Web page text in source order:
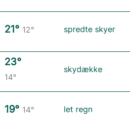
21° 12° spredte skyer
23°
14°
skydække
19° 14° let regn